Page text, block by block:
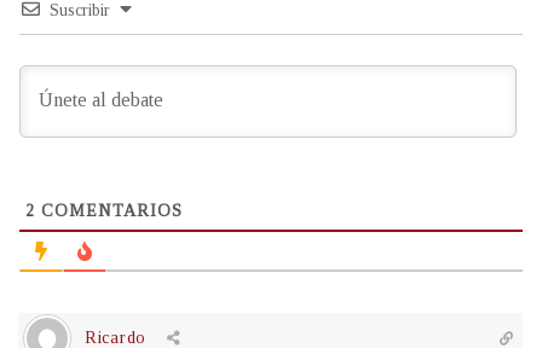
Suscribir
2 COMENTARIOS
Ricardo